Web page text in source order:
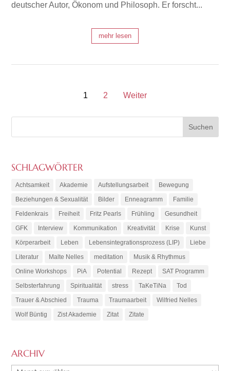
deutscher Autor, Ökonom und Philosoph. Er forscht...
mehr lesen
1 2 Weiter
SCHLAGWÖRTER
Achtsamkeit Akademie Aufstellungsarbeit
Bewegung
Beziehungen & Sexualität
Bilder Enneagramm
Familie
Feldenkrais
Freiheit Fritz Pearls Frühling
Gesundheit
GFK
Interview Kommunikation Kreativität Krise
Kunst
Körperarbeit
Leben Lebensintegrationsprozess (LIP)
Liebe
Literatur
Malte Nelles meditation
Musik & Rhythmus
Online Workshops
PiA Potential Rezept
SAT Programm
Selbsterfahrung
Spiritualität stress TaKeTiNa
Tod
Trauer & Abschied
Trauma Traumaarbeit
Wilfried Nelles
Wolf Büntig
Zist Akademie Zitat Zitate
ARCHIV
ARCHIV